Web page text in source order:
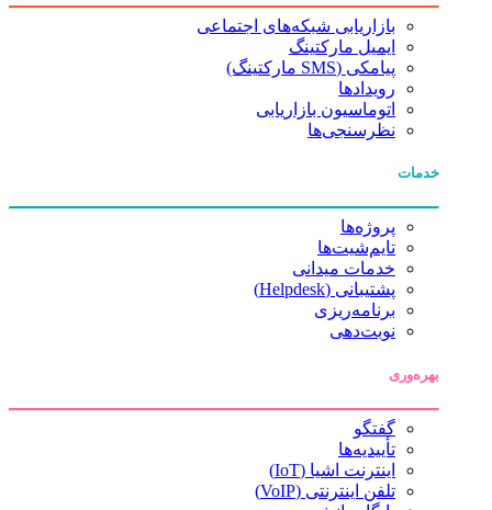
بازاریابی شبکه‌های اجتماعی
ایمیل مارکتینگ
پیامکی (SMS مارکتینگ)
رویدادها
اتوماسیون بازاریابی
نظرسنجی‌ها
خدمات
پروژه‌ها
تایم‌شیت‌ها
خدمات میدانی
پشتیبانی (Helpdesk)
برنامه‌ریزی
نوبت‌دهی
بهره‌وری
گفتگو
تأییدیه‌ها
اینترنت اشیا (IoT)
تلفن اینترنتی (VoIP)